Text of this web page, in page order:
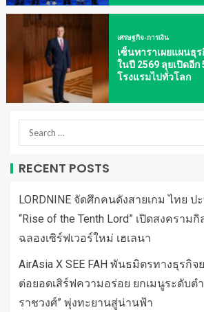
เศรษฐกิจ-การเงิน
เซ็นทาราเผยแผนธุ
ในปี 2569 ลุยเปิดอี
โรงแรมไปทั่วโลก
RECENT POSTS
LORDNINE จัดศึกคนดังสายเกม ไทย
“Rise of the Tenth Lord” เปิดสงคราม
ฉลองเซิร์ฟเวอร์ใหม่ เฮเลนา
AirAsia X SEE FAH พันธมิตรทางธุรกิ
ต่อยอดเสิร์ฟความอร่อย ยกเมนูระดับต
ราชวงศ์” พุ่งทะยานสู่น่านฟ้า